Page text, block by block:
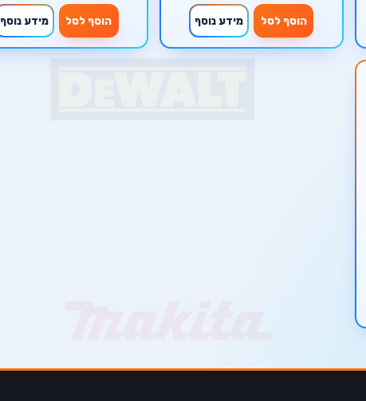
הוסף לסל מידע נוסף הוסף לסל מידע נוסף